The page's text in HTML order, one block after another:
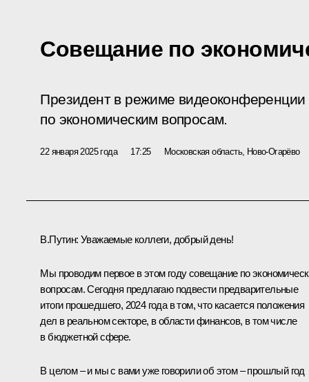
Совещание по
Президент в режиме
по экономическим вопросам.
22 января 2025 года 17:25 Московская область, Ново-Огарёво
В.Путин: Уважаемые коллеги, добрый день!
Мы проводим первое в этом году совещание по
вопросам. Сегодня предлагаю подвести предварительные
итоги прошедшего, 2024 года в том, что касается положения
дел в реальном секторе, в области финансов, в том числе
в бюджетной сфере.
В целом – и мы с вами уже говорили об этом – прошлый год